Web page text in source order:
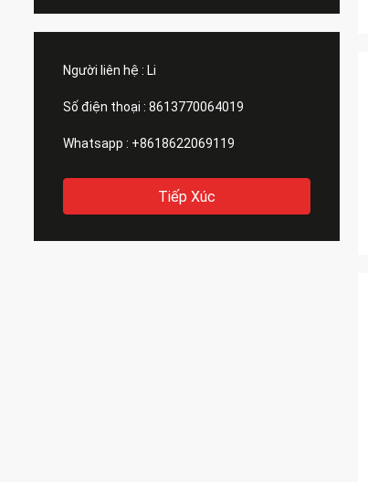
Người liên hệ : Li
Số điện thoại : 8613770064019
Whatsapp : +8618622069119
Tiếp Xúc